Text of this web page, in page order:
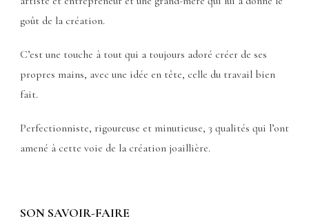
goût de la création.
C’est une touche à tout qui a toujours adoré créer de ses
propres mains, avec une idée en tête, celle du travail bien
fait.
Perfectionniste, rigoureuse et minutieuse, 3 qualités qui l’ont
amené à cette voie de la création joaillière.
SON SAVOIR-FAIRE